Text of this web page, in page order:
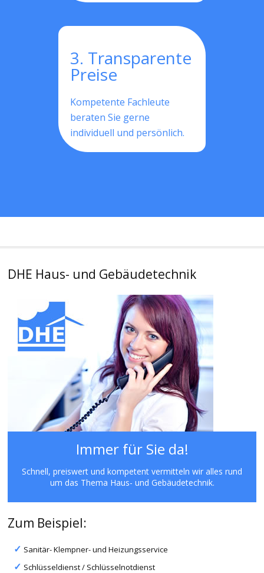
3. Transparente
Preise
Kompetente Fachleute
beraten Sie gerne
individuell und persönlich.
DHE Haus- und Gebäudetechnik
Immer für Sie da!
Schnell, preiswert und kompetent vermitteln wir alles rund
um das Thema Haus- und Gebäudetechnik.
Zum Beispiel:
Sanitär- Klempner- und Heizungsservice
Schlüsseldienst / Schlüsselnotdienst